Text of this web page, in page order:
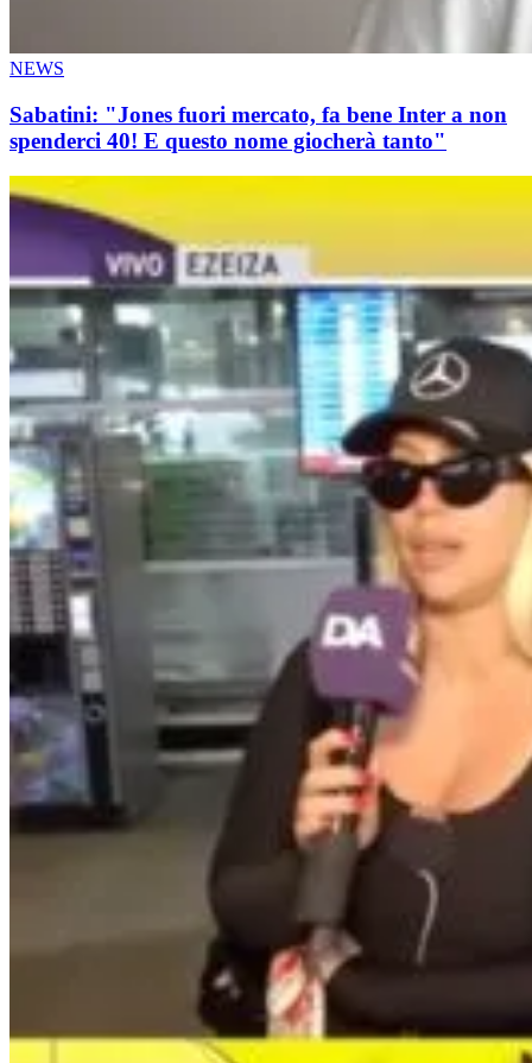
NEWS
Sabatini: "Jones fuori mercato, fa bene Inter a non
spenderci 40! E questo nome giocherà tanto"